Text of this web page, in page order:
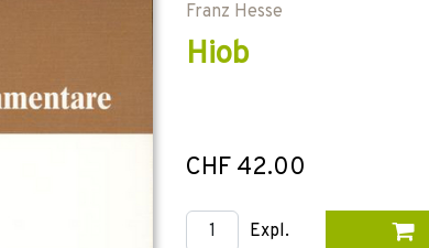
Franz Hesse
Hiob
CHF 42.00
Expl.